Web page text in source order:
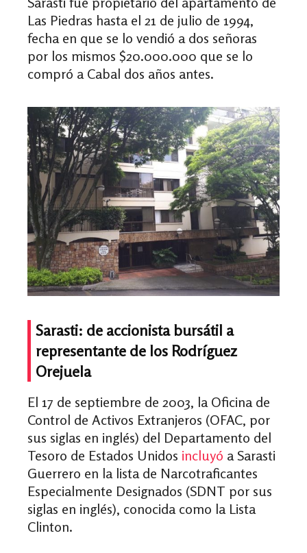
Las Piedras hasta el 21 de julio de 1994,
fecha en que se lo vendió a dos señoras
por los mismos $20.000.000 que se lo
compró a Cabal dos años antes.
Sarasti: de accionista bursátil a
representante de los Rodríguez
Orejuela
El 17 de septiembre de 2003, la Oficina de
Control de Activos Extranjeros (OFAC, por
sus siglas en inglés) del Departamento del
Tesoro de Estados Unidos incluyó a Sarasti
Guerrero en la lista de Narcotraficantes
Especialmente Designados (SDNT por sus
siglas en inglés), conocida como la Lista
Clinton.